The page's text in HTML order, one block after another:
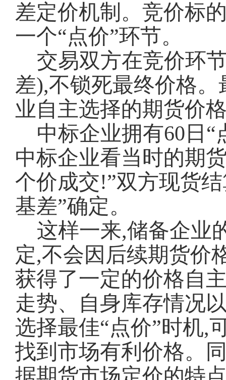
差定价机制。竞价标
一个“点价”环节。
交易双方在竞价环
差),不锁死最终价格
业自主选择的期货价
中标企业拥有60日
中标企业看当时的期
个价成交!”双方现货
基差”确定。
这样一来,储备企业
定,不会因后续期货价
获得了一定的价格自
走势、自身库存情况
选择最佳“点价”时机,
找到市场有利价格。